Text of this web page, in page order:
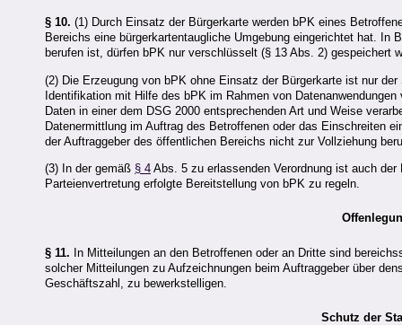
§ 10. (1) Durch Einsatz der Bürgerkarte werden bPK eines
Bereichs eine bürgerkartentaugliche Umgebung eingerichtet hat.
berufen ist, dürfen bPK nur verschlüsselt (§ 13 Abs. 2) gespeichert
(2) Die Erzeugung von bPK ohne Einsatz der Bürgerkarte ist nur
Identifikation mit Hilfe des bPK im Rahmen von
Daten in einer dem DSG 2000 entsprechenden Art und Weise
Datenermittlung im Auftrag des Betroffenen oder das Einschreiten
der Auftraggeber des öffentlichen Bereichs nicht zur Vollziehung
(3) In der gemäß § 4 Abs. 5 zu erlassenden Verordnung ist auch
Parteienvertretung erfolgte Bereitstellung von bPK zu regeln.
§ 11. In Mitteilungen an den Betroffenen oder an Dritte sind
solcher Mitteilungen zu Aufzeichnungen beim Auftraggeber über
Geschäftszahl, zu bewerkstelligen.
Schutz der